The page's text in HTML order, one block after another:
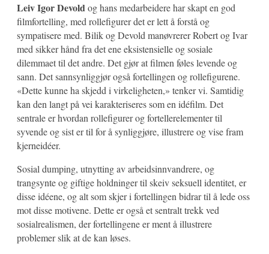
Leiv Igor Devoldog hans medarbeidere har skapt en god
filmfortelling, med rollefigurer det er lett å forstå og
sympatisere med. Bilik og Devold manøvrerer Robert og Ivar
med sikker hånd fra det ene eksistensielle og sosiale
dilemmaet til det andre. Det gjør at filmen føles levende og
sann. Det sannsynliggjør også fortellingen og rollefigurene.
«Dette kunne ha skjedd i virkeligheten,» tenker vi. Samtidig
kan den langt på vei karakteriseres som en idéfilm. Det
sentrale er hvordan rollefigurer og fortellerelementer til
syvende og sist er til for å synliggjøre, illustrere og vise fram
kjerneidéer.
Sosial dumping, utnytting av arbeidsinnvandrere, og
trangsynte og giftige holdninger til skeiv seksuell identitet, er
disse idéene, og alt som skjer i fortellingen bidrar til å lede oss
mot disse motivene. Dette er også et sentralt trekk ved
sosialrealismen, der fortellingene er ment å illustrere
problemer slik at de kan løses.